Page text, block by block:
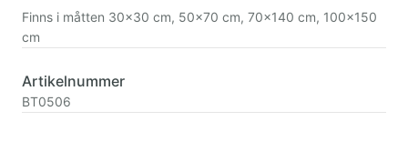
Finns i måtten 30x30 cm, 50x70 cm, 70x140 cm, 100x150
cm
Artikelnummer
BT0506